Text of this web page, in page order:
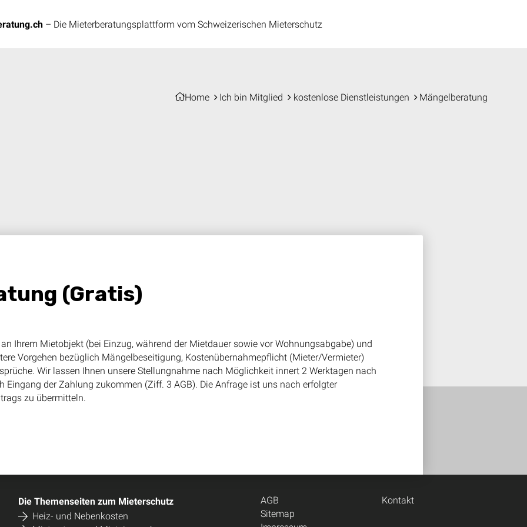
Schweiz
– Die Mieterberatungsplattform vom Schweizerischen Mieterschutz
Home Ich bin Mitglied kostenlose Dienstleistungen Mängelberatung
(Gratis)
Ihrem Mietobjekt (bei Einzug, während der Mietdauer sowie vor Wohnungsabgabe) und
Vorgehen bezüglich Mängelbeseitigung, Kostenübernahmepflicht (Mieter/Vermieter)
Wir lassen Ihnen unsere Stellungnahme nach Möglichkeit innert 2 Werktagen nach
Eingang der Zahlung zukommen (Ziff. 3 AGB). Die Anfrage ist uns nach erfolgter
zu übermitteln.
Die Themenseiten zum Mieterschutz
Heiz- und Nebenkosten
AGB
Sitemap
Kontakt